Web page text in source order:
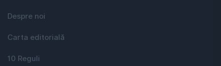
Despre noi
Carta editorială
10 Reguli